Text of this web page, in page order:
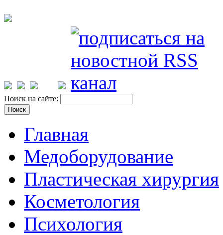
Поиск на сайте:
Главная
Медоборудование
Пластическая хирургия
Косметология
Психология